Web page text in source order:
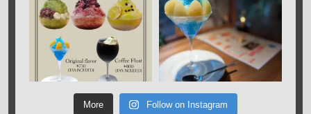
More Follow on Instagram